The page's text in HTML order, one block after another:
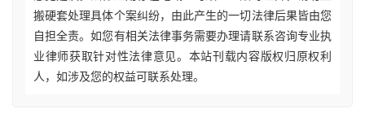
搬硬套处理具体个案纠纷，由此产生的一切法律后果皆由您
自担全责。如您有相关法律事务需要办理请联系咨询专业执
业律师获取针对性法律意见。本站刊载内容版权归原权利
人，如涉及您的权益可联系处理。